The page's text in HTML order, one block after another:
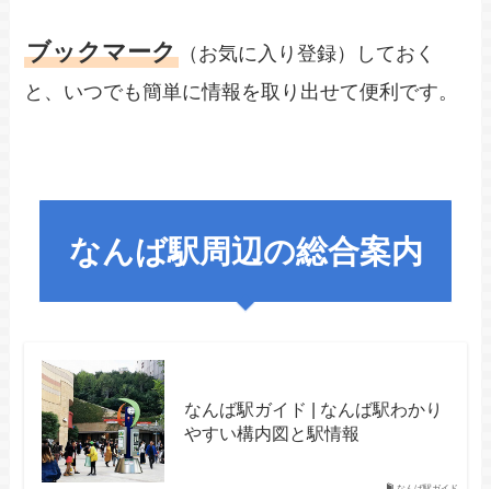
ブックマーク （お気に入り登録）しておく
と、いつでも簡単に情報を取り出せて便利です。
なんば駅周辺の総合案内
なんば駅ガイド | なんば駅わかり
やすい構内図と駅情報